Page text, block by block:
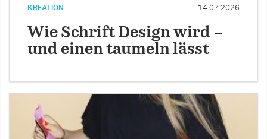
KREATION 14.07.2026
Wie Schrift Design wird –
und einen taumeln lässt